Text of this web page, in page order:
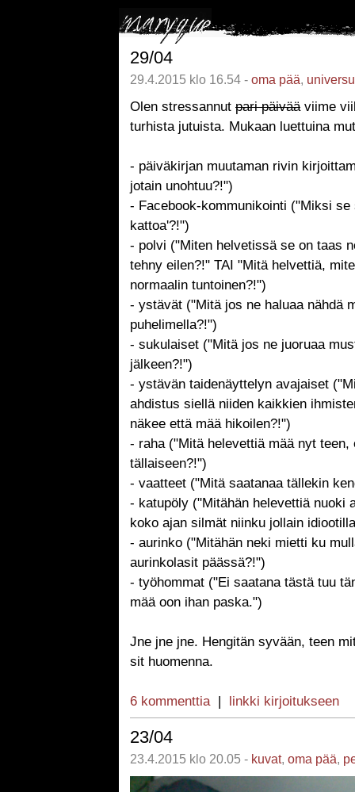
29/04
29.4.2015 klo 16.54 - oma pää,
Olen stressannut pari päivääviime
turhista jutuista. Mukaan luettuina
- päiväkirjan muutaman rivin
jotain unohtuu?!")
- Facebook-kommunikointi ("Miksi se
kattoa'?!")
- polvi ("Miten helvetissä se on taas
tehny eilen?!" TAI "Mitä helvettiä,
normaalin tuntoinen?!")
- ystävät ("Mitä jos ne haluaa nähdä
puhelimella?!")
- sukulaiset ("Mitä jos ne juoruaa
jälkeen?!")
- ystävän taidenäyttelyn avajaiset
ahdistus siellä niiden kaikkien
näkee että mää hikoilen?!")
- raha ("Mitä helevettiä mää nyt teen,
tällaiseen?!")
- vaatteet ("Mitä saatanaa tällekin
- katupöly ("Mitähän helevettiä nuoki
koko ajan silmät niinku jollain
- aurinko ("Mitähän neki mietti ku
aurinkolasit päässä?!")
- työhommat ("Ei saatana tästä tuu
mää oon ihan paska.")
Jne jne jne. Hengitän syvään, teen
sit huomenna.
6 kommenttia| linkki kirjoitukseen
23/04
23.4.2015 klo 20.05 - kuvat, oma pää,